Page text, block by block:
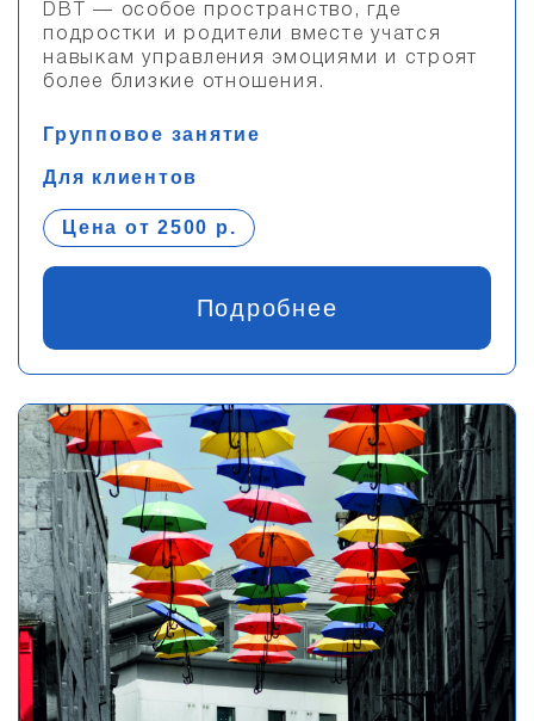
DBT — особое пространство, где
подростки и родители вместе учатся
навыкам управления эмоциями и строят
более близкие отношения.
Групповое занятие
Для клиентов
Цена от 2500 р.
Подробнее